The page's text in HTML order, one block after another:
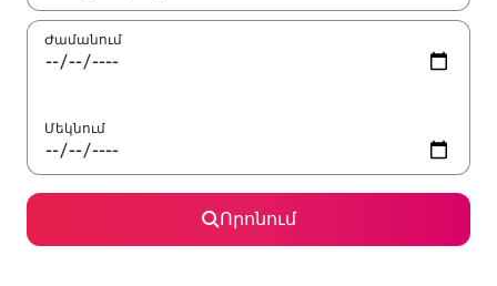
Ժամանում
Մեկնում
Որոնում